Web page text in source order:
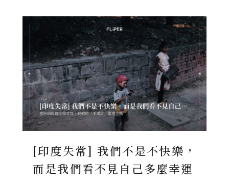
[印度失常] 我們不是不快樂，
而是我們看不見自己多麼幸運